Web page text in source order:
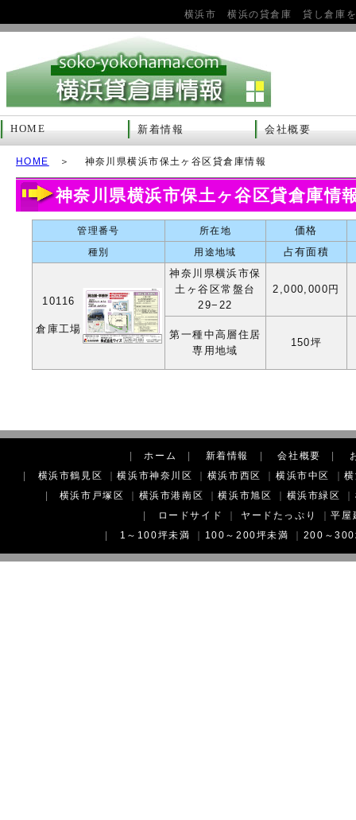
横浜市 横浜の貸倉庫 貸し倉庫
HOME 新着情報 会社概要
HOME ＞ 神奈川県横浜市保土ヶ谷区貸倉庫情報
神奈川県横浜市保土ヶ谷区貸倉庫情
管理番号 所在地 価格
種別 用途地域 占有面積
10116
倉庫工場
神奈川県横浜市保
土ヶ谷区常盤台
29−22
2,000,000円
第一種中高層住居
専用地域
150坪
|ホーム 新着情報 |会社概要
横浜市鶴見区 ｜横浜市神奈川区 横浜市西区 ｜横浜市中区 ｜
横浜市戸塚区 横浜市港南区 ｜横浜市旭区 横浜市緑区
ロードサイド ヤードたっぷり ｜平屋
1～100坪未満 100～200坪未満 200～300